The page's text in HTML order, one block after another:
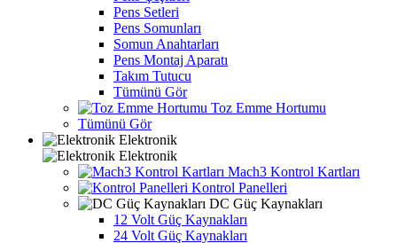
Pens Setleri
Pens Somunları
Somun Anahtarları
Pens Montaj Aparatı
Takım Tutucu
Tümünü Gör
Toz Emme Hortumu
Tümünü Gör
Elektronik
Elektronik
Mach3 Kontrol Kartları
Kontrol Panelleri
DC Güç Kaynakları
12 Volt Güç Kaynakları
24 Volt Güç Kaynakları